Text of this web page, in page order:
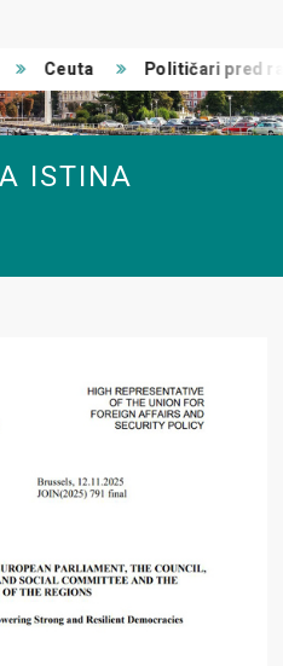
Ceuta Političari pred
ISTINA